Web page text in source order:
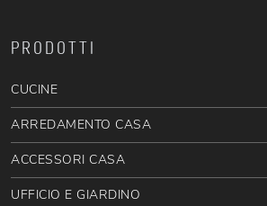
PRODOTTI
CUCINE
ARREDAMENTO CASA
ACCESSORI CASA
UFFICIO E GIARDINO